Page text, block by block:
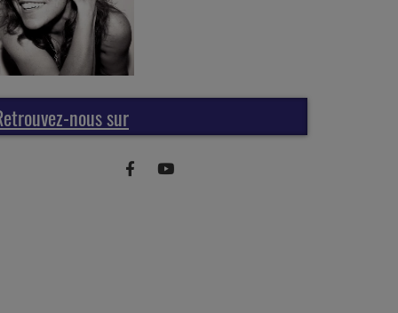
nous sur